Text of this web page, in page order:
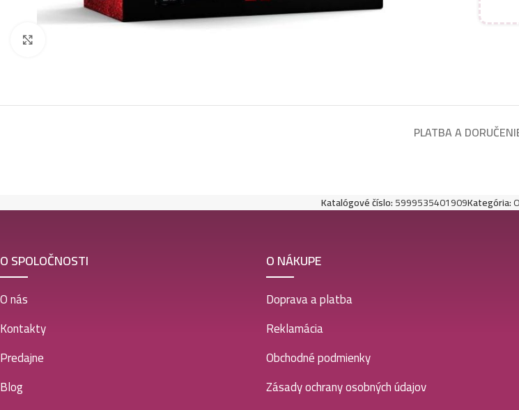
PLATBA A
Katalógové číslo:5999535401909Kategória:
O SPOLOČNOSTI
O nás
Kontakty
Predajne
Blog
O NÁKUPE
Doprava a platba
Reklamácia
Obchodné podmienky
Zásady ochrany osobných údajov